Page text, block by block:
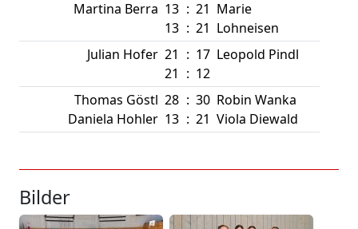
Martina Berra 13
13
:
:
21
21
Marie
Lohneisen
Julian Hofer 21
21
:
:
17
12
Leopold Pindl
Thomas Göstl
Daniela Hohler
28
13
:
:
30
21
Robin Wanka
Viola Diewald
Bilder